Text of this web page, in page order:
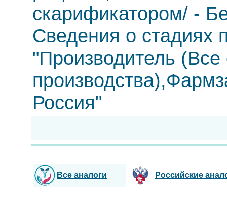
скарификатором/ -
Сведения о стадиях
"Производитель (Все
Россия"
Все аналоги Российские